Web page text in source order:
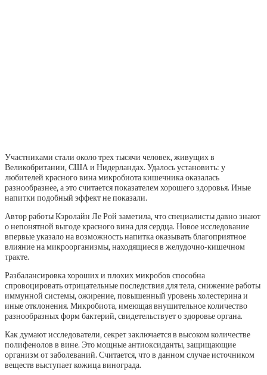
Участниками стали около трех тысячи человек, живущих в
Великобритании, США и Нидерландах. Удалось установить: у
любителей красного вина микробиота кишечника оказалась
разнообразнее, а это считается показателем хорошего здоровья. Иные
напитки подобный эффект не показали.
Автор работы Кэролайн Ле Рой заметила, что специалисты давно знают
о непонятной выгоде красного вина для сердца. Новое исследование
впервые указало на возможность напитка оказывать благоприятное
влияние на микроорганизмы, находящиеся в желудочно-кишечном
тракте.
Разбалансировка хороших и плохих микробов способна
спровоцировать отрицательные последствия для тела, снижение работы
иммунной системы, ожирение, повышенный уровень холестерина и
иные отклонения. Микробиота, имеющая внушительное количество
разнообразных форм бактерий, свидетельствует о здоровье органа.
Как думают исследователи, секрет заключается в высоком количестве
полифенолов в вине. Это мощные антиоксиданты, защищающие
организм от заболеваний. Считается, что в данном случае источником
веществ выступает кожица винограда.